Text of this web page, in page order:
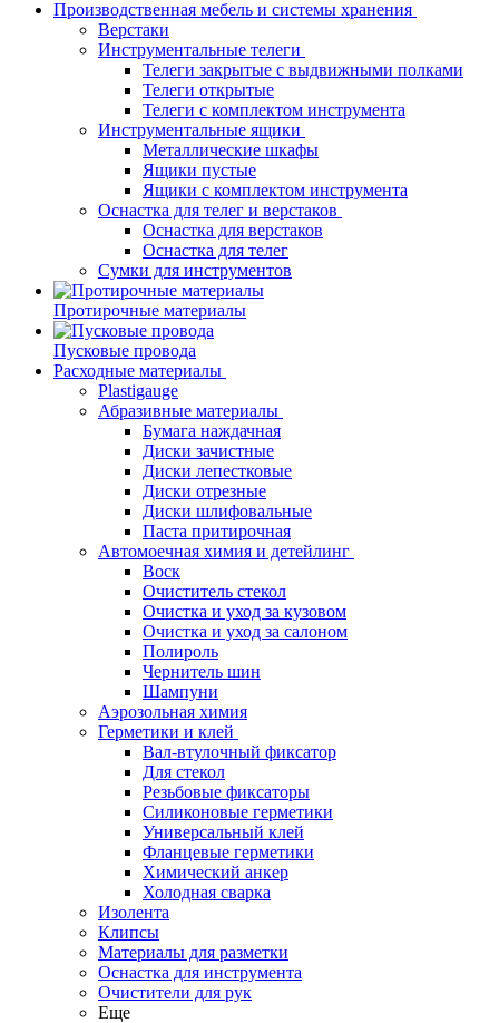
Производственная мебель и системы хранения
Верстаки
Инструментальные телеги
Телеги закрытые с выдвижными полками
Телеги открытые
Телеги с комплектом инструмента
Инструментальные ящики
Металлические шкафы
Ящики пустые
Ящики с комплектом инструмента
Оснастка для телег и верстаков
Оснастка для верстаков
Оснастка для телег
Сумки для инструментов
Протирочные материалы
Пусковые провода
Расходные материалы
Plastigauge
Абразивные материалы
Бумага наждачная
Диски зачистные
Диски лепестковые
Диски отрезные
Диски шлифовальные
Паста притирочная
Автомоечная химия и детейлинг
Воск
Очиститель стекол
Очистка и уход за кузовом
Очистка и уход за салоном
Полироль
Чернитель шин
Шампуни
Аэрозольная химия
Герметики и клей
Вал-втулочный фиксатор
Для стекол
Резьбовые фиксаторы
Силиконовые герметики
Универсальный клей
Фланцевые герметики
Химический анкер
Холодная сварка
Изолента
Клипсы
Материалы для разметки
Оснастка для инструмента
Очистители для рук
Еще